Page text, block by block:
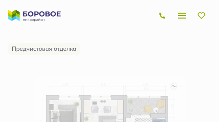
2-комнатная Цена по запросу
Предчистовая отделка